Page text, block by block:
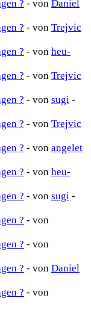
? - von Daniel
? - von Trejvic
? - von heu-
? - von Trejvic
? - von sugi -
? - von Trejvic
? - von angelet
? - von heu-
? - von sugi -
? - von
? - von
? - von Daniel
? - von